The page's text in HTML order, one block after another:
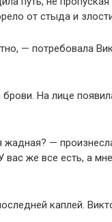
от стыда и
— потребовала
На лице
жадная? —
вас же все есть, а
каплей.